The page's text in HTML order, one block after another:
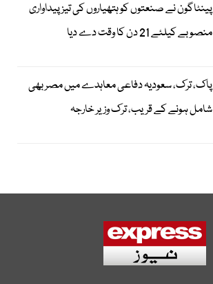
پینٹاگون نے صنعتوں کو ہتھیاروں کی تیز پیداواری
منصوبے کیلئے 21 دن کا وقت دے دیا
پاک، ترک، سعودیہ دفاعی معاہدے میں مصر بھی
شامل ہونے کے قریب، ترک وزیر خارجہ